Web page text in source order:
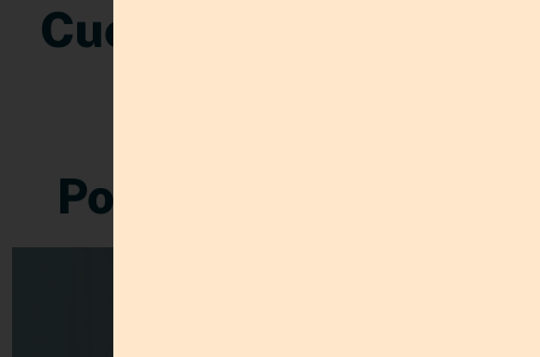
Cuéntame que te ha
Post Relacionados